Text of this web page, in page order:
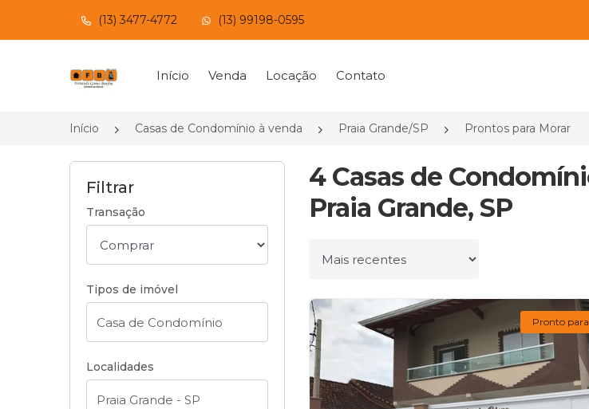
(13) 3477-4772 (13) 99198-0595
Página inicial
Início Venda Locação Contato
Início Casas de Condomínio à venda Praia Grande/SP Prontos para Morar
Filtrar
Transação
Tipos de imóvel
Localidades
4 Casas de
Praia Grande, SP
Ordenar por
Pronto